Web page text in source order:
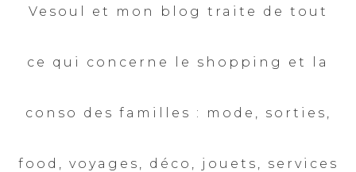
Vesoul et mon blog traite de tout
ce qui concerne le shopping et la
conso des familles : mode, sorties,
food, voyages, déco, jouets, services